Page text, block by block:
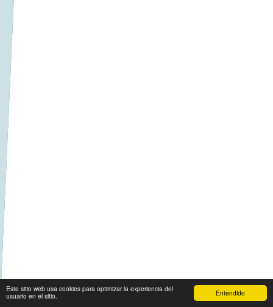
Entendido
Este sitio web usa cookies para optimizar la experiencia del
usuario en el sitio.